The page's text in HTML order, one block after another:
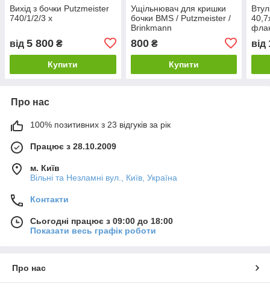
Вихід з бочки Putzmeister
740/1/2/3 х
від 5 800 ₴
Купити
Ущільнювач для кришки
бочки BMS / Putzmeister /
Brinkmann
800₴
Купити
від
Про нас
100% позитивних з 23 відгуків за рік
Працює з 28.10.2009
м. Київ
Вільні та Незламні вул., Київ, Україна
Контакти
Сьогодні працює з 09:00 до 18:00
Показати весь графік роботи
Про нас